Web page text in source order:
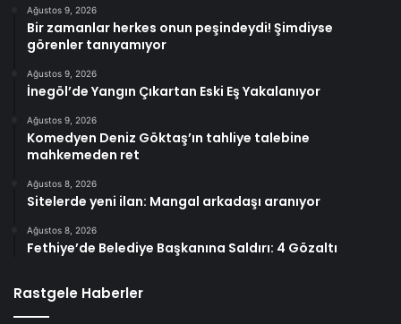
Ağustos 9, 2026
Bir zamanlar herkes onun peşindeydi! Şimdiyse
görenler tanıyamıyor
Ağustos 9, 2026
İnegöl’de Yangın Çıkartan Eski Eş Yakalanıyor
Ağustos 9, 2026
Komedyen Deniz Göktaş’ın tahliye talebine
mahkemeden ret
Ağustos 8, 2026
Sitelerde yeni ilan: Mangal arkadaşı aranıyor
Ağustos 8, 2026
Fethiye’de Belediye Başkanına Saldırı: 4 Gözaltı
Rastgele Haberler